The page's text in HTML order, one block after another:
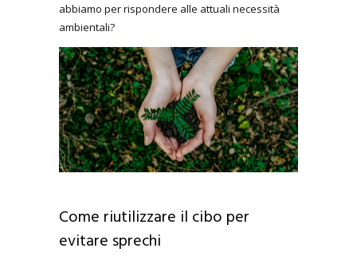
abbiamo per rispondere alle attuali necessità
ambientali?
Come riutilizzare il cibo per
evitare sprechi